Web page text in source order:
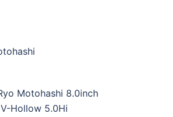
Motohashi 8.0inch
Hollow 5.0Hi